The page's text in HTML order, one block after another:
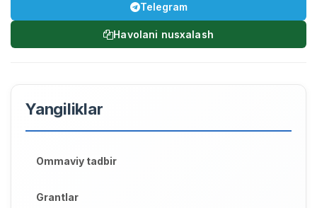
Telegram
Havolani nusxalash
Yangiliklar
Ommaviy tadbir
Grantlar